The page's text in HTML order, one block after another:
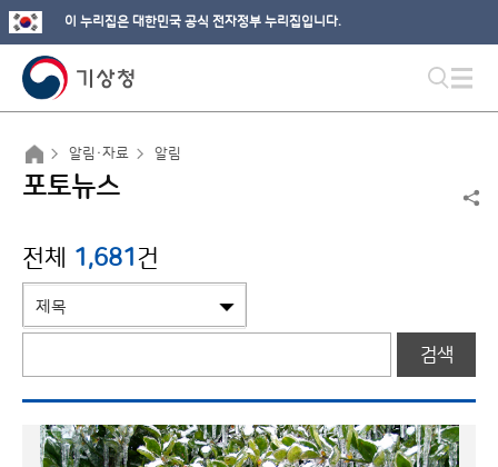
이 누리집은 대한민국 공식 전자정부 누리집입니다.
알림·자료 알림
포토뉴스
전체 1,681건
검색